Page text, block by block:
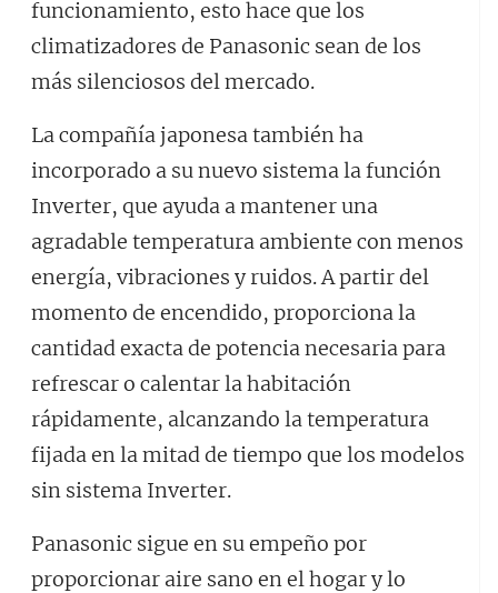
funcionamiento, esto hace que los
climatizadores de Panasonic sean de los
más silenciosos del mercado.
La compañía japonesa también ha
incorporado a su nuevo sistema la función
Inverter, que ayuda a mantener una
agradable temperatura ambiente con menos
energía, vibraciones y ruidos. A partir del
momento de encendido, proporciona la
cantidad exacta de potencia necesaria para
refrescar o calentar la habitación
rápidamente, alcanzando la temperatura
fijada en la mitad de tiempo que los modelos
sin sistema Inverter.
Panasonic sigue en su empeño por
proporcionar aire sano en el hogar y lo